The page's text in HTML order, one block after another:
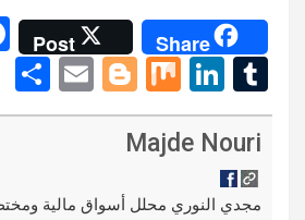
Share
Post
T
u
m
bl
Li
n
ke
M
ix
Bl
o
E
m
Majde Nouri
مجدي النوري محلل أسواق مالية